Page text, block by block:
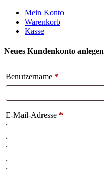
Weiter
zum
Inhalt
Mein Konto
Warenkorb
Kasse
Neues Kundenkonto anlegen
Benutzername *
E-Mail-Adresse *